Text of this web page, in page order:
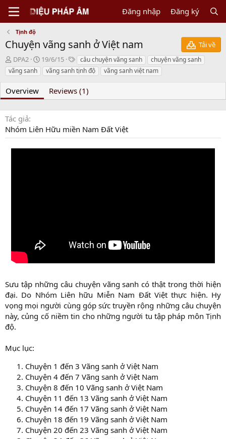
Đăng nhập Đăng ký
Tịnh độ
Chuyện vãng sanh ở Việt nam
Tải về
N
g
ư
i
i
DPA2
C
r
e
d
a
t
19/6/15
T
a
g
câu chuyện vãng sanh
chuyện vãng sanh
vãng sanh
vãng sanh tịnh độ vãng sanh việt nam
Overview Reviews (1)
Tác giả
Nhóm Liên Hữu miền Nam Đất Việt
Sưu tập những câu chuyện vãng sanh có thật trong thời hiện
đại. Do Nhóm Liên hữu Miễn Nam Đất Việt thực hiện. Hy
vọng mọi người cùng góp sức truyền rộng những câu chuyện
này, củng cố niềm tin cho những người tu tập pháp môn Tịnh
độ.
Mục lục:
Chuyện 1 đến 3 Vãng sanh ở Việt Nam
Chuyện 4 đến 7 Vãng sanh ở Việt Nam
Chuyện 8 đến 10 Vãng sanh ở Việt Nam
Chuyện 11 đến 13 Vãng sanh ở Việt Nam
Chuyện 14 đến 17 Vãng sanh ở Việt Nam
Chuyện 18 đến 19 Vãng sanh ở Việt Nam
Chuyện 20 đến 23 Vãng sanh ở Việt Nam